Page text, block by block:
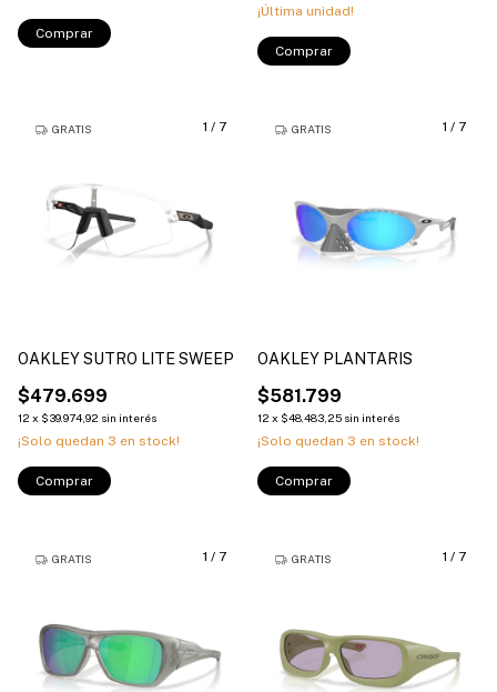
Comprar
¡Última unidad!
Comprar
1 / 7
GRATIS
OAKLEY SUTRO LITE SWEEP
$479.699
12 x $39.974,92 sin interés
¡Solo quedan 3 en stock!
Comprar
1 / 7
GRATIS
OAKLEY PLANTARIS
$581.799
12 x $48.483,25 sin interés
¡Solo quedan 3 en stock!
Comprar
1 / 7
GRATIS 1 / 7
GRATIS